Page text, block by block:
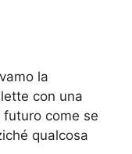
la
con una
come se
qualcosa